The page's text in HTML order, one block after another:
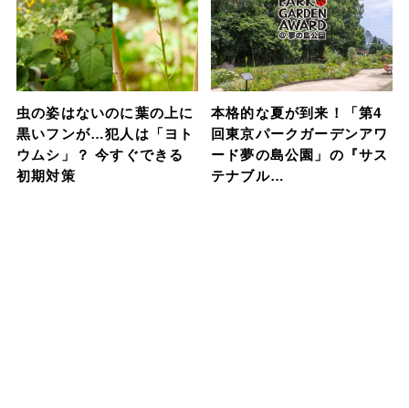
虫の姿はないのに葉の上に
黒いフンが…犯人は「ヨト
ウムシ」？ 今すぐできる
初期対策
本格的な夏が到来！「第4
回東京パークガーデンアワ
ード夢の島公園」の『サス
テナブル…